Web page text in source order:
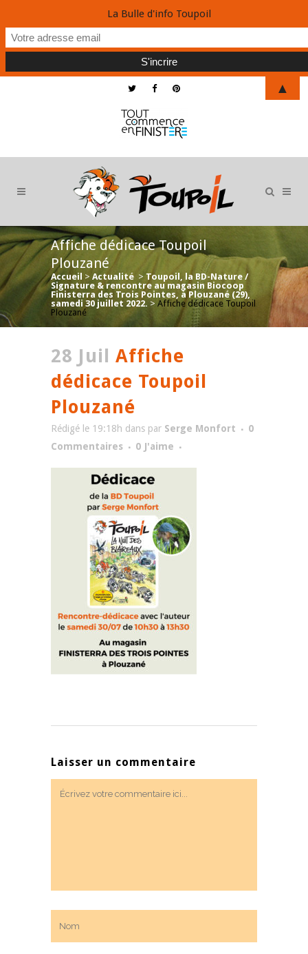
Affiche dédicace Toupoil
Plouzané
Accueil > Actualité > Toupoil, la BD-Nature /
Signature & rencontre au magasin Biocoop
Finisterra des Trois Pointes, à Plouzané (29),
samedi 30 juillet 2022. > Affiche dédicace Toupoil
Plouzané
28 Juil Affiche
dédicace Toupoil
Plouzané
Rédigé le 19:18h dans par Serge Monfort
0
Commentaires
0 J'aime
Laisser un commentaire
La Bulle d'info Toupoil
▲